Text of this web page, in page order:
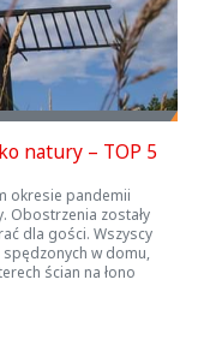
natury – TOP 5
okresie pandemii
Obostrzenia zostały
dla gości. Wszyscy
w domu,
ścian na łono